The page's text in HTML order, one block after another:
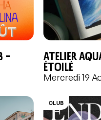
– Atelier
étoilé
Mercredi 19
CLUB